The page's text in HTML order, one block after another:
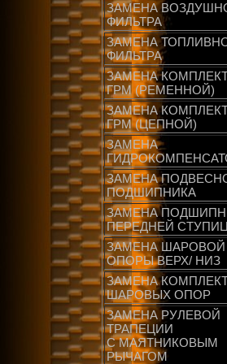
ЗАМЕНА
ФИЛЬТРА
ЗАМЕНА
ФИЛЬТРА
ЗАМЕНА
ГРМ (РЕМЕННОЙ)
ЗАМЕНА
ГРМ (ЦЕПНОЙ)
ЗАМЕНА
ЗАМЕНА
ПОДШИПНИКА
ЗАМЕНА
ПЕРЕДНЕЙ
ЗАМЕНА ШАРОВОЙ
ОПОРЫ ВЕРХ/ НИЗ
ЗАМЕНА
ШАРОВЫХ ОПОР
ЗАМЕНА РУЛЕВОЙ
ТРАПЕЦИИ
С МАЯТНИКОВЫМ
РЫЧАГОМ